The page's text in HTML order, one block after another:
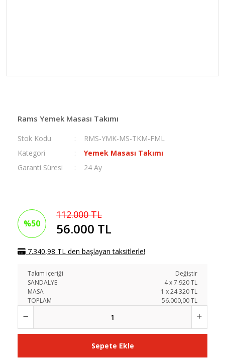
Rams Yemek Masası Takımı
Stok Kodu
RMS-YMK-MS-TKM-FML
Kategori
Yemek Masası Takımı
Garanti Süresi
24 Ay
%50
112.000 TL
56.000 TL
7.340,98 TL den başlayan taksitlerle!
Takım içeriği
Değiştir
SANDALYE
4x7.920TL
MASA
1 x24.320TL
TOPLAM
56.000,00 TL
Sepete Ekle